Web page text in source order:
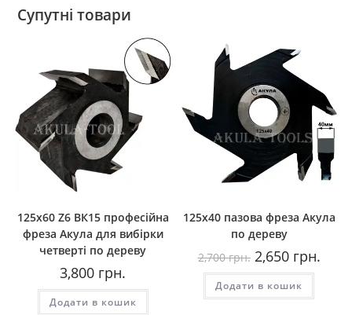
Супутні товари
125х60 Z6 ВК15 професійна
фреза Акула для вибірки
четверті по дереву
3,800 грн.
Додати в кошик
125х40 пазова фреза Акула
по дереву
2,700грн. Оригінальна
ціна:
2,700
грн..
2,650грн.ціна:
Додати в кошик